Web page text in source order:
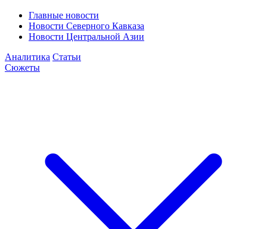
Главные новости
Новости Северного Кавказа
Новости Центральной Азии
Аналитика Статьи
Сюжеты